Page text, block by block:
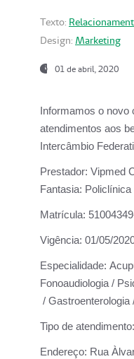
Texto:
Design: Marketing
01 de abril, 2020
Informamos o
atendimentos aos
Intercâmbio
Prestador: Vipmed
Fantasia:
Matrícula:
Vigência: 01/05/
Especialidade:
Fonoaudiologia /
/ Gastroenterologia
Tipo de atendimento:
Endereço: Rua